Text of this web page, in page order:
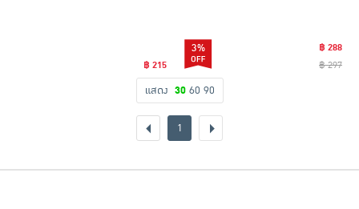
฿ 215
3%
฿ 288
฿ 297
แสดง 30 60 90
1